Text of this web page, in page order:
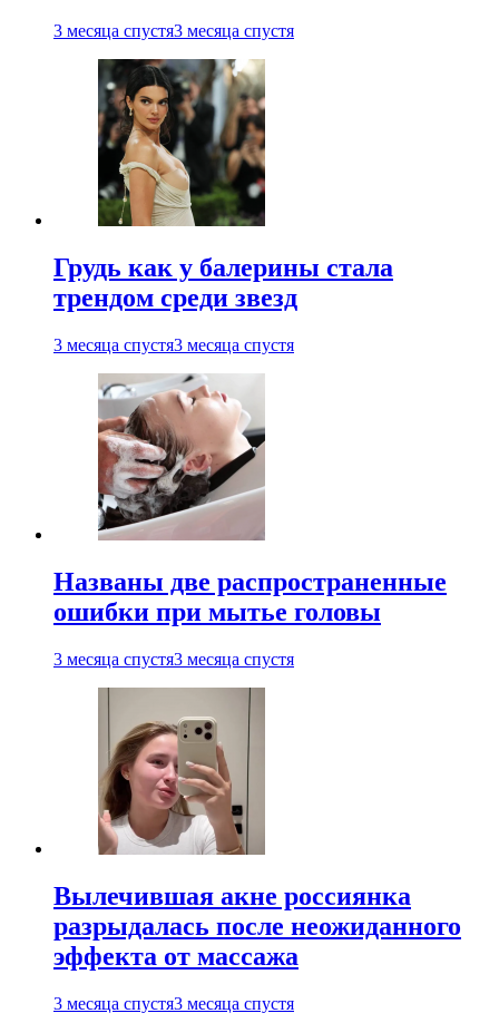
3 месяца спустя3 месяца спустя
Грудь как у балерины стала
трендом среди звезд
3 месяца спустя3 месяца спустя
Названы две распространенные
ошибки при мытье головы
3 месяца спустя3 месяца спустя
Вылечившая акне россиянка
разрыдалась после неожиданного
эффекта от массажа
3 месяца спустя3 месяца спустя